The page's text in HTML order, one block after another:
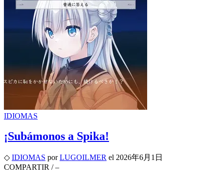
IDIOMAS
¡Subámonos a Spika!
◇ IDIOMAS por LUGOILMER el 2026年6月1日
COMPARTIR / –